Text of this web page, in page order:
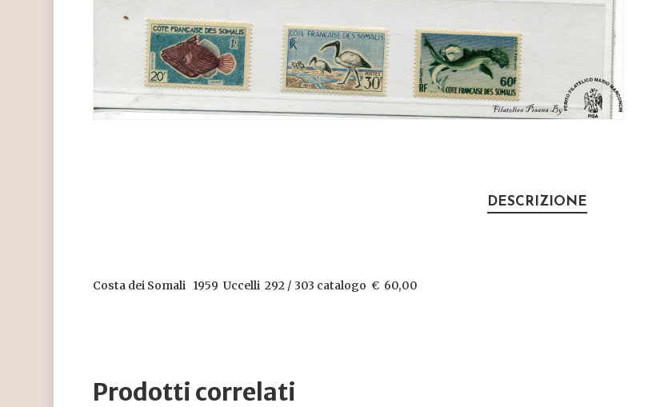
DESCRIZIONE
Costa dei Somali 1959 Uccelli 292 / 303 catalogo € 60,00
Prodotti correlati